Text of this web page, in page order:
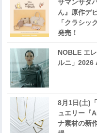
サマンサタ
ん』原作デ
「クラシッ
発売！
NOBLE エ
ルニ」2026
8月1日(土)
ュエリー『
ナ素材の新